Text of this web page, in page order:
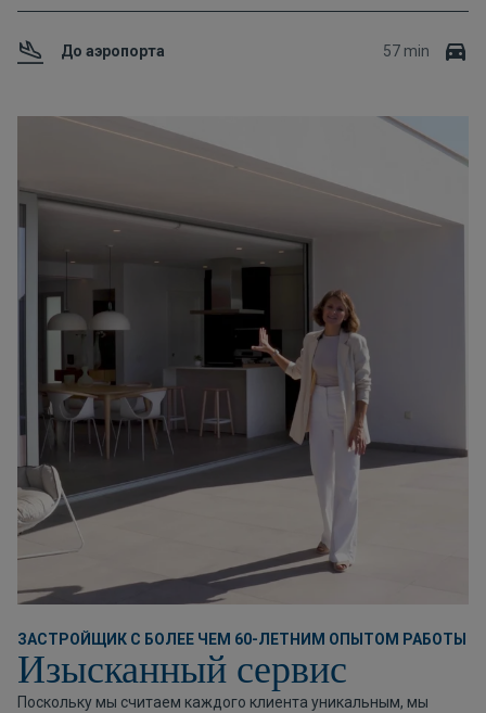
До аэропорта 57 min
ЗАСТРОЙЩИК С БОЛЕЕ ЧЕМ 60-ЛЕТНИМ ОПЫТОМ РАБОТЫ
Изысканный сервис
Поскольку мы считаем каждого клиента уникальным, мы